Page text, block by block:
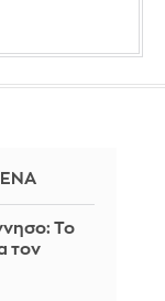
Το
τον